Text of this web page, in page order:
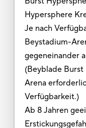
Hypersphere
Je nach
Beystadium-
gegeneinander
(Beyblade
Arena
Verfügbarkeit.)
Ab 8 Jahren